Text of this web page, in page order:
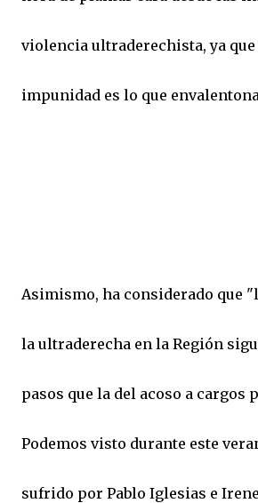
violencia ultraderechista, ya que
impunidad es lo que
Asimismo, ha considerado que
la ultraderecha en la Región
pasos que la del acoso a cargos
Podemos visto durante este
sufrido por Pablo Iglesias e